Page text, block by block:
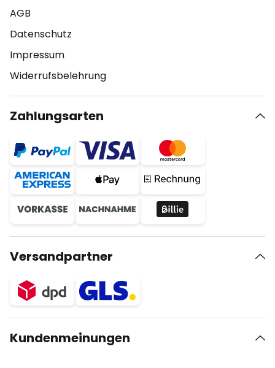
AGB
Datenschutz
Impressum
Widerrufsbelehrung
Zahlungsarten
Versandpartner
Kundenmeinungen